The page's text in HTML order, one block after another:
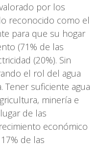
por los
reconocido como el
para que su hogar
(71% de las
(20%). Sin
el rol del agua
suficiente agua
minería e
de las
económico
de las